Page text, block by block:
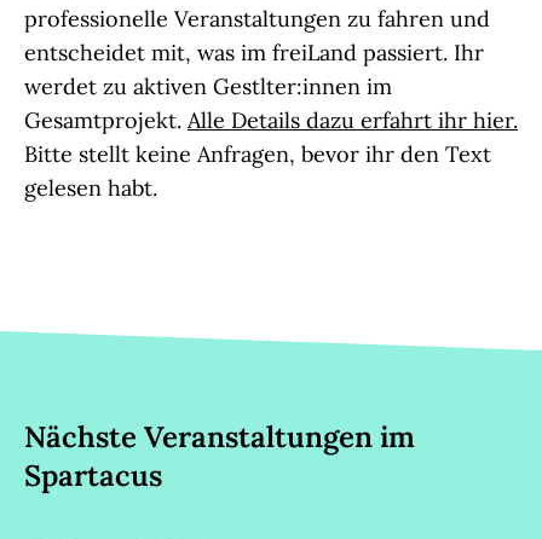
professionelle Veranstaltungen zu fahren und
entscheidet mit, was im freiLand passiert. Ihr
werdet zu aktiven Gestlter:innen im
Gesamtprojekt. Alle Details dazu erfahrt ihr hier.
Bitte stellt keine Anfragen, bevor ihr den Text
gelesen habt.
Nächste Veranstaltungen im
Spartacus